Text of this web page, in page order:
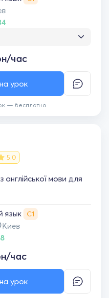
легше включатися в
її працю! Хочеться,
англійську мову. В
легко та весело
час
— бесплатно
урок
5.0
мови для
язык С1
Киев
час
урок